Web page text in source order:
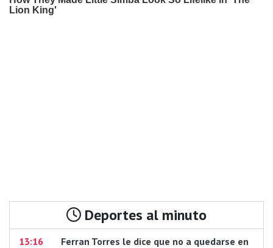
Deportes al minuto
13:16
Ferran Torres le dice que no a quedarse en